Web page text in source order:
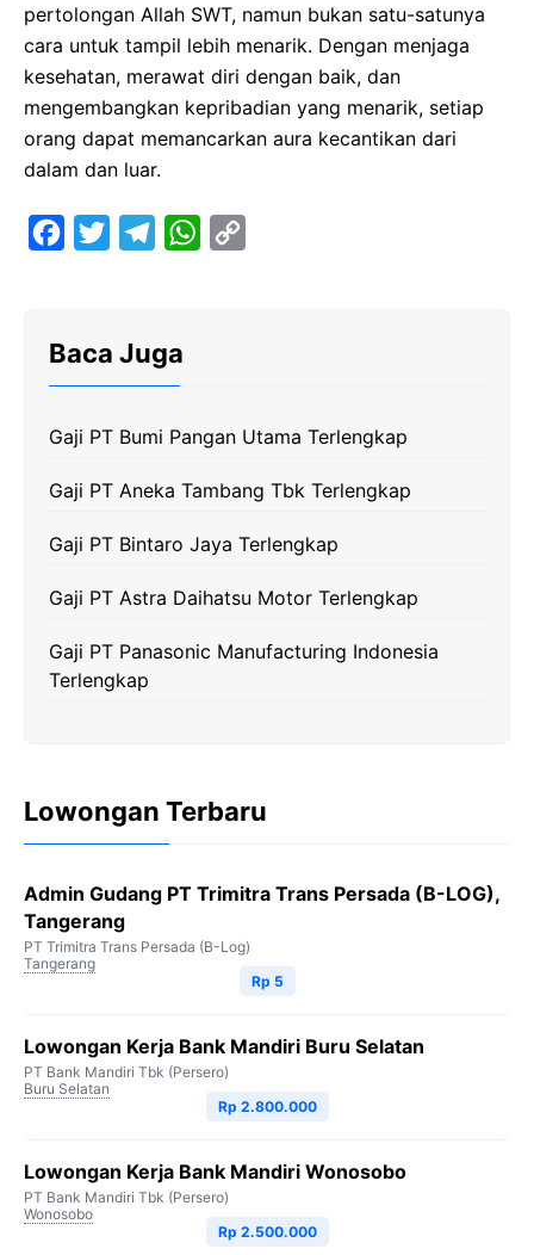
pertolongan Allah SWT, namun bukan satu-satunya
cara untuk tampil lebih menarik. Dengan menjaga
kesehatan, merawat diri dengan baik, dan
mengembangkan kepribadian yang menarik, setiap
orang dapat memancarkan aura kecantikan dari
dalam dan luar.
o
k
g
a
m
W
p
p
n
k
Baca Juga
Gaji PT Bumi Pangan Utama Terlengkap
Gaji PT Aneka Tambang Tbk Terlengkap
Gaji PT Bintaro Jaya Terlengkap
Gaji PT Astra Daihatsu Motor Terlengkap
Gaji PT Panasonic Manufacturing Indonesia
Terlengkap
Lowongan Terbaru
Admin Gudang PT Trimitra Trans Persada (B-LOG),
Tangerang
PT Trimitra Trans Persada (B-Log)
Tangerang
Rp 5
Lowongan Kerja Bank Mandiri Buru Selatan
PT Bank Mandiri Tbk (Persero)
Buru Selatan
Rp 2.800.000
Lowongan Kerja Bank Mandiri Wonosobo
PT Bank Mandiri Tbk (Persero)
Wonosobo
Rp 2.500.000